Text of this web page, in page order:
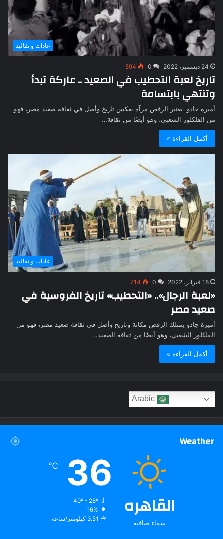
عادات و تقاليد
24 ديسمبر، 2022 0
594
تاريخ لعبة التحطيب في الصعيد .. عاركة تبدأ
وتنتهي بابتسامة
أميرة جادو يعتبر الرقص مرآة يعكس تاريخ وأصل في ثقافة صعيد مصر، فهو
من الفلكلور الشعبي، وهو أيضًا من ثقافة…
أكمل القراءة »
عادات و تقاليد
18 فبراير، 2022 0
714
«لعبة الرجال».. «التحطيب» تاريخ الفروسية في
صعيد مصر
أميرة جادو يمتلك الرقص مكانة وتاريخ وأصل في ثقافة صعيد مصر، فهو من
الفلكلور الشعبي، وهو أيضًا من ثقافة الصعيد…
أكمل القراءة »
Weather
القاهره
سماء صافية
36
℃
40º - 28º
16%
3.51 كيلومتر/ساعة